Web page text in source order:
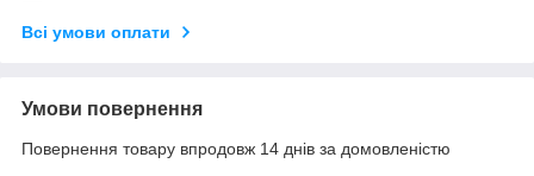
Всі умови оплати
Умови повернення
Повернення товару впродовж 14 днів за домовленістю